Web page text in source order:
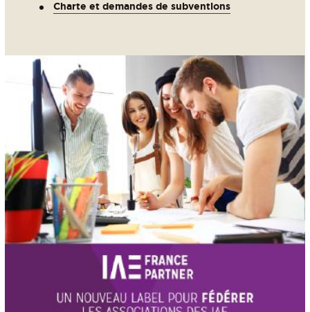
Charte et demandes de subventions